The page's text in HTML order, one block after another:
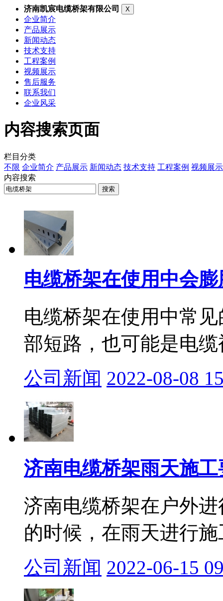
济南凯宸电缆桥架有限公司 X
企业简介
产品展示
新闻动态
技术支持
工程案例
视频展示
售后服务
联系我们
企业风采
内容搜索页面
栏目分类
不限 企业简介 产品展示 新闻动态 技术支持 工程案例 视频展示
内容搜索
搜索
电缆桥架在使用中会
电缆桥架在使用中常
部短路，也可能是电
公司新闻 2022-08-08
济南电缆桥架雨天施
济南电缆桥架在户外
的时候，在雨天进行
公司新闻 2022-06-15